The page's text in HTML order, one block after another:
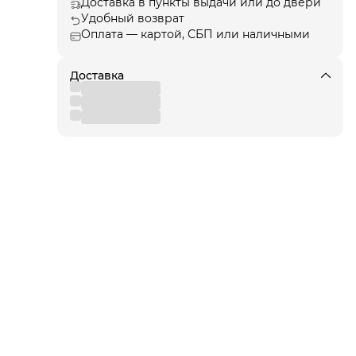
Удобный возврат
Оплата — картой, СБП или наличными
Доставка